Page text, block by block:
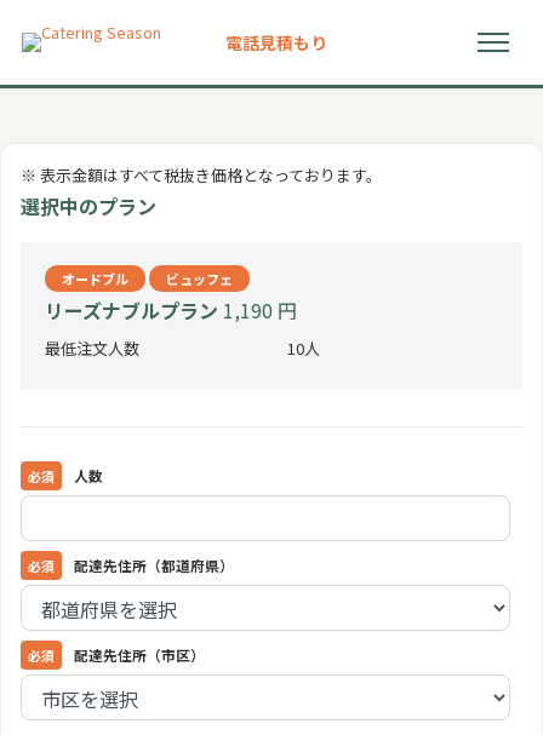
選ばれる理由
プラン
ドリンクメニュー
よくある質問
電話見積もり
※ 表示金額はすべて税抜き価格となっております。
選択中のプラン
オードブル ビュッフェ
リーズナブルプラン 1,190 円
最低注文人数 10人
人数
配達先住所（都道府県）
配達先住所（市区）